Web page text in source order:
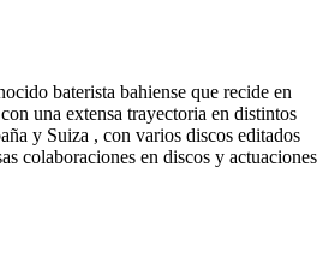
baterista bahiense que recide en
una extensa trayectoria en distintos
y Suiza , con varios discos editados
colaboraciones en discos y actuaciones